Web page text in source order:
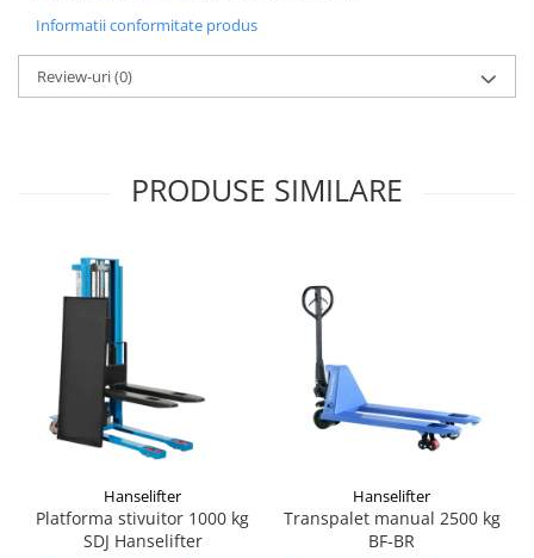
Informatii conformitate produs
Review-uri(0)
PRODUSE SIMILARE
Hanselifter
Platforma stivuitor 1000 kg
SDJ Hanselifter
Hanselifter
Transpalet manual 2500 kg
BF-BR